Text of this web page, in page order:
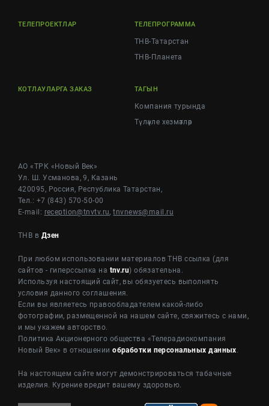
ТЕЛЕПРОЕКТЛАР ТЕЛЕПРОГРАММА
ТНВ-Татарстан
ТНВ-Планета
КОТЛАУЛАРГА ЗАКАЗ ТАГЫН
Компания турында
Түләүле хезмәтләр
АО «ТРК «Новый Век»
Ул. Ш. Усманова, 9, Казань
420095, Россия, Республика Татарстан,
Тел.: +7 (843) 570-50-00
E-mail: reception@tnvtv.ru,tnvnews@mail.ru
ТНВ в Дзен
При любом использовании материалов ТНВ ссылка (для
сайтов - гиперссылка на tnv.ru) обязательна.
Используя настоящий сайт, вы обязуетесь выполнять
условия данного соглашения.
Если вы являетесь правообладателем какой-либо
фотографии, размещенной на нашем сайте, свяжитесь с нами,
и мы укажем авторство.
Политика Акционерного общества «Телерадиокомпания
Новый Век» в отношенииобработки персональных данных.
На настоящем сайте могут демонстрироваться табачные
изделия. Курение вредит вашему здоровью.